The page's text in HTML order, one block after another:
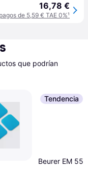
16,78 €
de 5,59 € TAE 0%¹
que podrían
Tendencia
Beurer EM 55